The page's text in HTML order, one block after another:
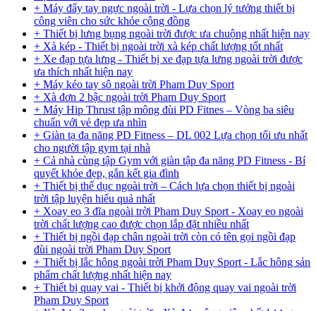
+ Máy đẩy tay ngực ngoài trời - Lựa chọn lý tưởng thiết bị
công viên cho sức khỏe cộng đồng
+ Thiết bị lưng bụng ngoài trời được ưa chuộng nhất hiện nay
+ Xà kép - Thiết bị ngoài trời xà kép chất lượng tốt nhất
+ Xe đạp tựa lưng - Thiết bị xe đạp tựa lưng ngoài trời được
ưa thích nhất hiện nay
+ Máy kéo tay sô ngoài trời Pham Duy Sport
+ Xà đơn 2 bậc ngoài trời Pham Duy Sport
+ Máy Hip Thrust tập mông đùi PD Fitnes – Vòng ba siêu
chuẩn với vẻ đẹp ưa nhìn
+ Giàn tạ đa năng PD Fitness – DL 002 Lựa chọn tối ưu nhất
cho người tập gym tại nhà
+ Cả nhà cùng tập Gym với giàn tập đa năng PD Fitness - Bí
quyết khỏe đẹp, gắn kết gia đình
+ Thiết bị thể dục ngoài trời – Cách lựa chọn thiết bị ngoài
trời tập luyện hiểu quả nhất
+ Xoay eo 3 đĩa ngoài trời Pham Duy Sport - Xoay eo ngoài
trời chất lượng cao được chọn lắp đặt nhiều nhất
+ Thiết bị ngồi đạp chân ngoài trời còn có tên gọi ngồi đạp
đùi ngoài trời Pham Duy Sport
+ Thiết bị lắc hông ngoài trời Pham Duy Sport - Lắc hông sản
phẩm chất lượng nhất hiện nay
+ Thiết bị quay vai - Thiết bị khởi động quay vai ngoài trời
Pham Duy Sport